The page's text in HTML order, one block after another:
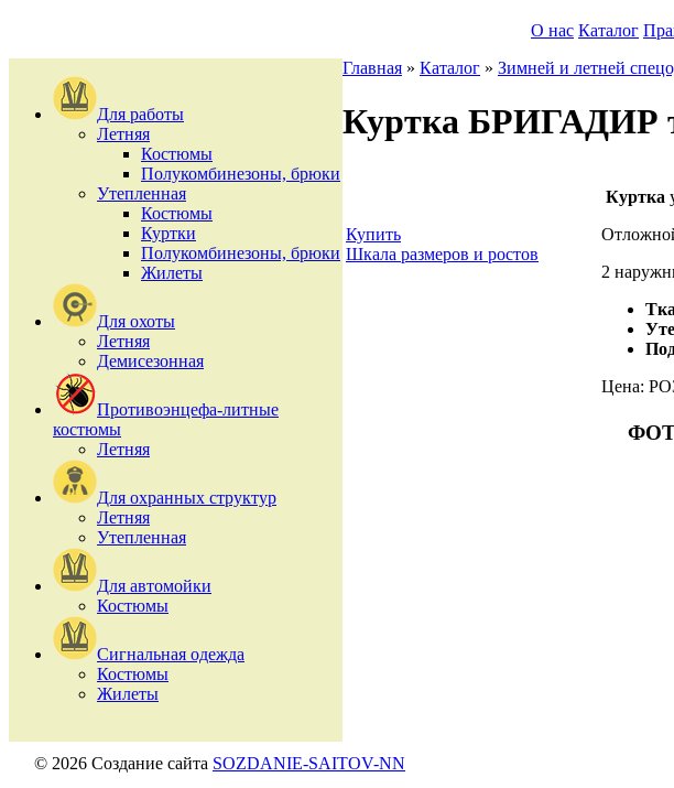
О нас Каталог
Для работы
Летняя
Костюмы
Полукомбинезоны, брюки
Утепленная
Костюмы
Куртки
Полукомбинезоны, брюки
Жилеты
Для охоты
Летняя
Демисезонная
Противоэнцефа-литные
костюмы
Летняя
Для охранных структур
Летняя
Утепленная
Для автомойки
Костюмы
Сигнальная одежда
Костюмы
Жилеты
Главная » Каталог » Зимней и летней
Куртка БРИГАДИР
Купить
Шкала размеров и ростов
Куртка
2
Цена:
© 2026 Создание сайта SOZDANIE-SAITOV-NN